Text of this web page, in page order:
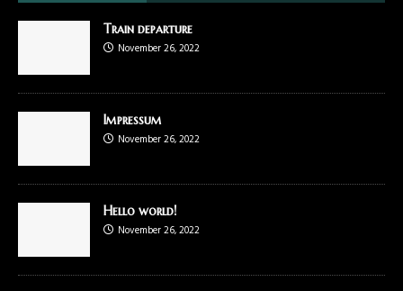
Train departure
November 26, 2022
Impressum
November 26, 2022
Hello world!
November 26, 2022